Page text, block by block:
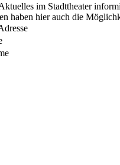
im Stadttheater
haben hier auch die